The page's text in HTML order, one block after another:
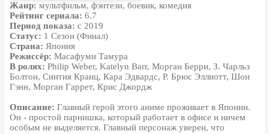
Жанр: мультфильм, фэнтези, боевик, комедия
Рейтинг сериала: 6.7
Период показа: с 2019
Статус: 1 Сезон (Финал)
Страна: Япония
Режиссёр: Масафуми Тамура
В ролях: Philip Weber, Katelyn Barr, Морган Берри, З. Чарльз
Болтон, Синтия Кранц, Кара Эдвардс, Р. Брюс Эллиотт, Шон
Гэнн, Морган Гаррет, Крис Джордж
Описание: Главный герой этого аниме проживает в Японии.
Он - простой парнишка, который работает в офисе и ничем
особым не выделяется. Главный персонаж уверен, что